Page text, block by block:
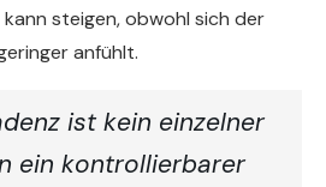
steigen, obwohl sich der
anfühlt.
ist kein einzelner
ein kontrollierbarer